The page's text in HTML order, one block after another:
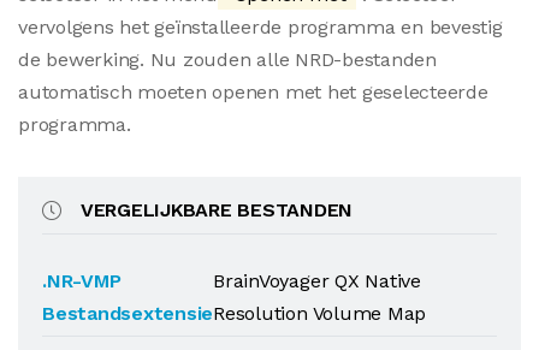
vervolgens het geïnstalleerde programma en bevestig
de bewerking. Nu zouden alle NRD-bestanden
automatisch moeten openen met het geselecteerde
programma.
VERGELIJKBARE BESTANDEN
.NR-VMP
Bestandsextensie
BrainVoyager QX Native
Resolution Volume Map